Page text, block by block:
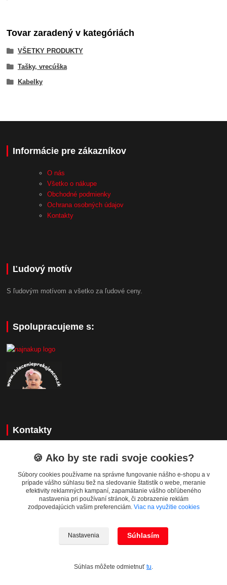
Tovar zaradený v kategóriách
VŠETKY PRODUKTY
Tašky, vrecúška
Kabelky
Informácie pre zákazníkov
O nás
Všetko o nákupe
Obchodné podmienky
Ochrana osobných údajov
Kontakty
Ľudový motív
S ľudovým motívom a všetko za ľudové ceny.
Spolupracujeme s:
Kontakty
+421 908 479 200
info@ludovymotiv.sk
Dvorščáková, Za vodou 1388/12, 064 01 Stará Ľubovňa, info@ludovymotiv.sk
🍪 Ako by ste radi svoje cookies?
Súbory cookies používame na správne fungovanie nášho e-shopu a v
prípade vášho súhlasu tiež na sledovanie štatistík o webe, meranie
efektivity reklamných kampaní, zapamätanie vášho obľúbeného
nastavenia pri používaní stránok, či zobrazenie reklám
zodpovedajúcich vašim preferenciám. Viac na využitie cookies
Nastavenia Súhlasím
Súhlas môžete odmietnuť tu.